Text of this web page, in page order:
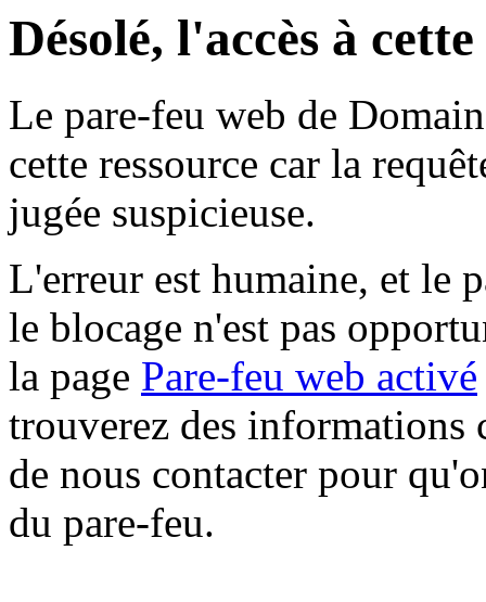
Désolé, l'accès à
Le pare-feu web de
cette ressource car la
jugée suspicieuse.
L'erreur est humaine, et le
le blocage n'est pas
la page Pare-feu web activé
trouverez des informations
de nous contacter pour
du pare-feu.